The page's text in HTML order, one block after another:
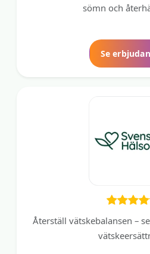
sömn och
Se
Återställ vätskebalansen –